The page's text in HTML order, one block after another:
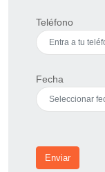
Teléfono
Fecha
Enviar